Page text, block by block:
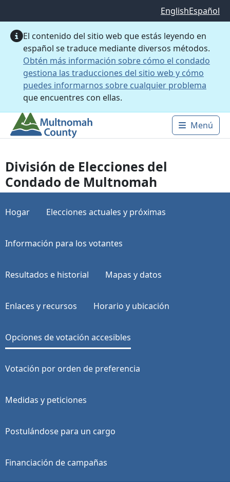
EnglishEspañol
El contenido del sitio web que estás leyendo en
español se traduce mediante diversos métodos.
Obtén más información sobre cómo el condado
gestiona las traducciones del sitio web y cómo
puedes informarnos sobre cualquier problema
que encuentres con ellas.
Main
Menú
División de Elecciones del
Condado de Multnomah
Hogar Elecciones actuales y próximas
Información para los votantes
Resultados e historial Mapas y datos
Enlaces y recursos Horario y ubicación
Opciones de votación accesibles
Votación por orden de preferencia
Medidas y peticiones
Postulándose para un cargo
Financiación de campañas